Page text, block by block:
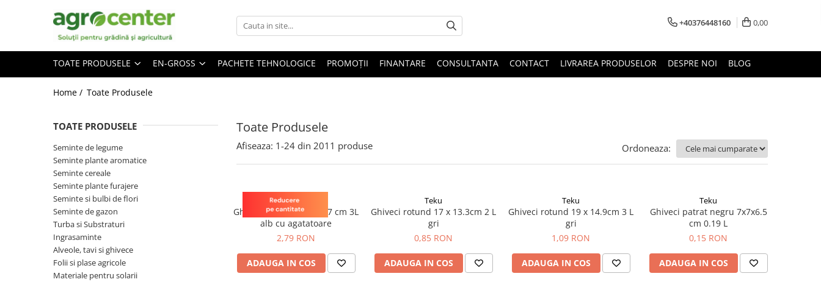
Toate Produsele
Seminte de legume
Ardei
Pepene galben
Pepene verde
En-gross
Ingrasaminte
Irigatii
Plante furajere
+40376448160 0,00
TOATE PRODUSELE EN-GROSS PACHETE TEHNOLOGICE PROMOȚII FINANTARE CONSULTANTA CONTACT LIVRAREA PRODUSELOR DESPRE NOI BLOG
Home / Toate Produsele
Toate Produsele
TOATE PRODUSELE
Seminte de legume
Seminte plante aromatice
Seminte cereale
Seminte plante furajere
Seminte si bulbi de flori
Seminte de gazon
Turba si Substraturi
Ingrasaminte
Alveole, tavi si ghivece
Folii si plase agricole
Materiale pentru solarii
Afiseaza: 1-24 din 2011 produse Ordoneaza:
Teku
Ghiveci rotund 21 x 13.7 cm 3L
alb cu agatatoare
2,79 RON
ADAUGA IN COS
Teku
Ghiveci rotund 17 x 13.3cm 2 L
gri
0,85 RON
ADAUGA IN COS
Teku
Ghiveci rotund 19 x 14.9cm 3 L
gri
1,09 RON
ADAUGA IN COS
Teku
Ghiveci patrat negru 7x7x6.5
cm 0.19 L
0,15 RON
ADAUGA IN COS